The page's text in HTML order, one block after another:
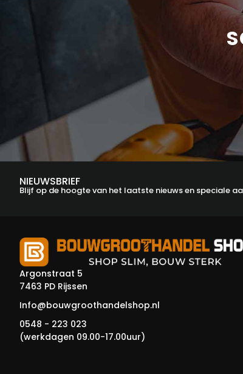
NIEUWSBRIEF
Blijf op de hoogte van het laatste nieuws en speciale
Argonstraat 5
7463 PD Rijssen
Info@bouwgroothandelshop.nl
0548 - 223 023
(werkdagen 09.00-17.00uur)